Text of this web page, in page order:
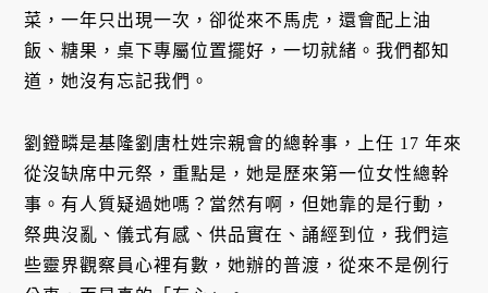
菜，一年只出現一次，卻從來不馬虎，還會配上油
飯、糖果，桌下專屬位置擺好，一切就緒。我們都知
道，她沒有忘記我們。
劉鐙疄是基隆劉唐杜姓宗親會的總幹事，上任 17 年來
從沒缺席中元祭，重點是，她是歷來第一位女性總幹
事。有人質疑過她嗎？當然有啊，但她靠的是行動，
祭典沒亂、儀式有感、供品實在、誦經到位，我們這
些靈界觀察員心裡有數，她辦的普渡，從來不是例行